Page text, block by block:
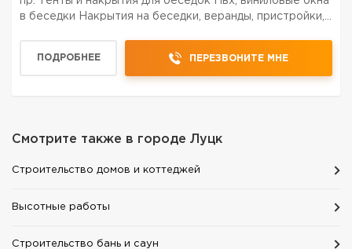
в беседки Накрытия на беседки, веранды, пристройки,
ПОДРОБНЕЕ ПЕРЕЗВОНИТЕ МНЕ
Смотрите также в городе Луцк
Строительство домов и коттеджей
Высотные работы
Строительство бань и саун